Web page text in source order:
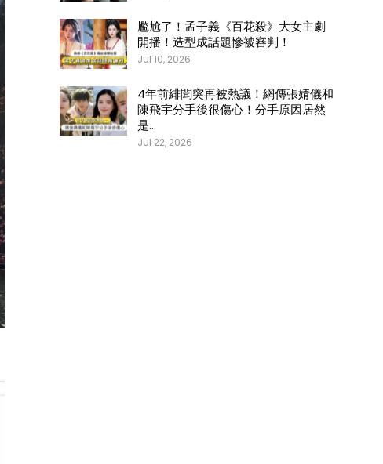
尷尬了！孟子義《百花殺》大女主劇
開播！造型成話題慘被審判！
Jul 10, 2026
4年前緋聞突再被熱議！網傳張婧儀和
陳飛宇分手後很傷心！分手原因居然
是…
Jul 22, 2026